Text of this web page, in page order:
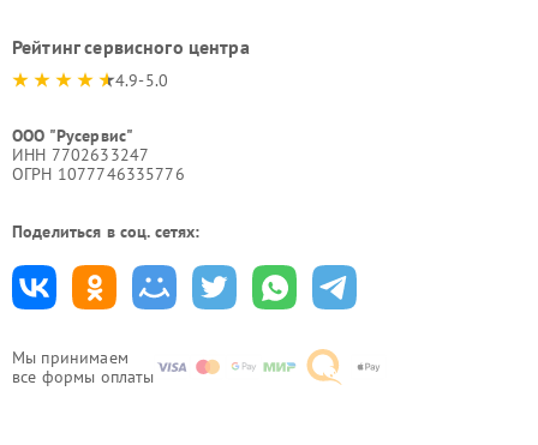
Мы принимаем
все формы оплаты
Рейтинг сервисного центра
4.9-5.0
ООО "Русервис"
ИНН 7702633247
ОГРН 1077746335776
Поделиться в соц. сетях: